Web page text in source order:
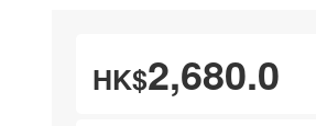
HK$2,680.0